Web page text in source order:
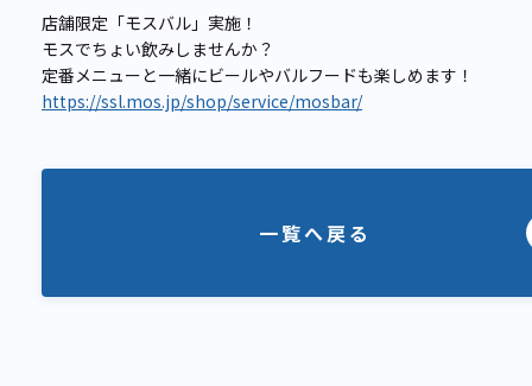
店舗限定「モスバル」実施！
モスでちょい飲みしませんか？
定番メニューと一緒にビールやバルフードも楽しめます！
https://ssl.mos.jp/shop/service/mosbar/
一覧へ戻る